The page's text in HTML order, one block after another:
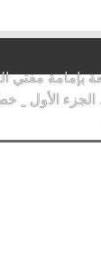
بإمامة مفتي
الجزء الأول _